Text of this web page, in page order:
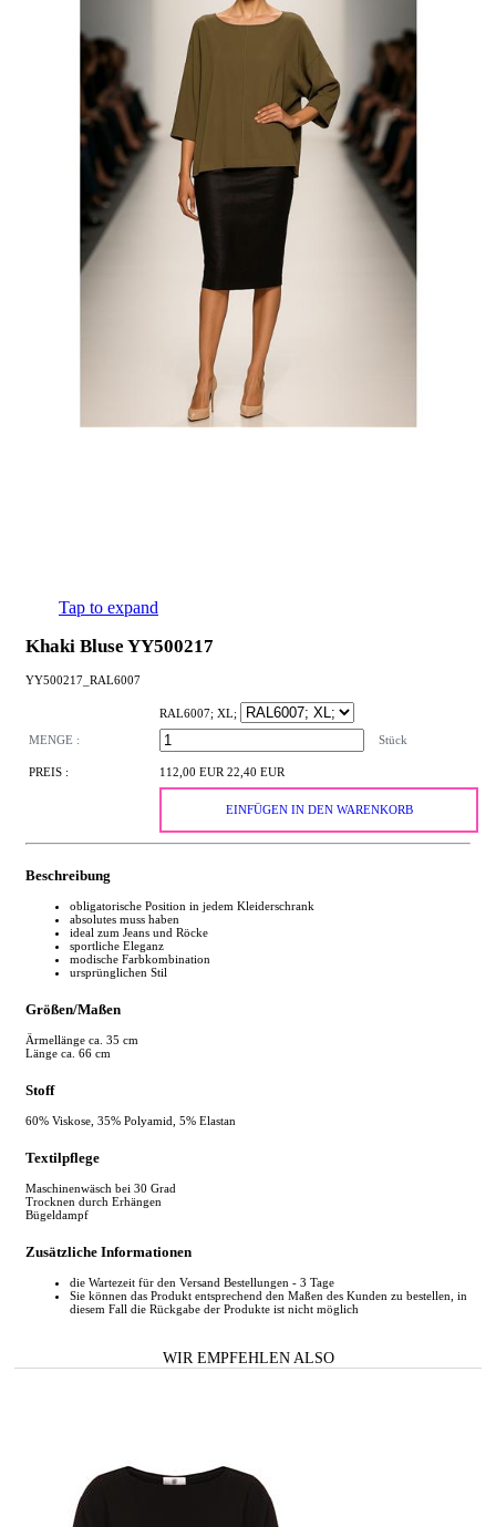
Tap to expand
Khaki Bluse YY500217
YY500217_RAL6007
RAL6007; XL;
MENGE :
Stück
PREIS : 112,00 EUR 22,40 EUR
EINFÜGEN IN DEN WARENKORB
Beschreibung
obligatorische Position in jedem Kleiderschrank
absolutes muss haben
ideal zum Jeans und Röcke
sportliche Eleganz
modische Farbkombination
ursprünglichen Stil
Größen/Maßen
Ärmellänge ca. 35 cm
Länge ca. 66 cm
Stoff
60% Viskose, 35% Polyamid, 5% Elastan
Textilpflege
Maschinenwäsch bei 30 Grad
Trocknen durch Erhängen
Bügeldampf
Zusätzliche Informationen
die Wartezeit für den Versand Bestellungen - 3 Tage
Sie können das Produkt entsprechend den Maßen des Kunden zu bestellen, in
diesem Fall die Rückgabe der Produkte ist nicht möglich
WIR EMPFEHLEN ALSO